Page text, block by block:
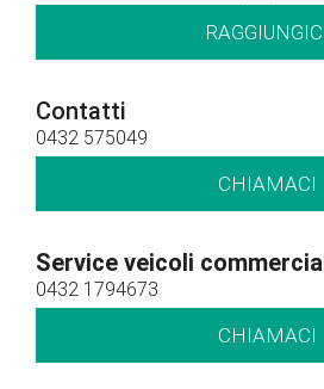
Contatti
0432 575049
CHIAMACI
Service veicoli
0432 1794673
CHIAMACI